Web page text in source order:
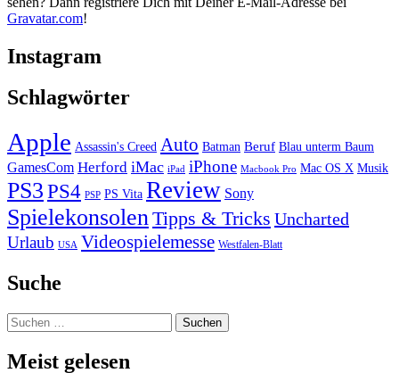
Gravatar.com!
Instagram
Schlagwörter
Apple Assassin's Creed Auto Batman Beruf Blau unterm Baum
GamesCom Herford iMac iPad iPhone Macbook Pro Mac OS X Musik
PS3PS4 PSP PS Vita Review Sony
SpielekonsolenTipps & Tricks Uncharted
Urlaub USA Videospielemesse Westfalen-Blatt
Suche
Suchen
nach:
Meist gelesen